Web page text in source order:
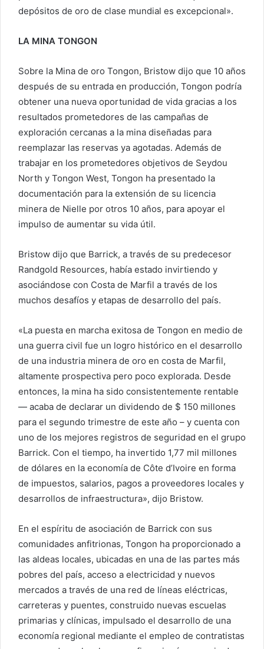
depósitos de oro de clase mundial es excepcional».
LA MINA TONGON
Sobre la Mina de oro Tongon, Bristow dijo que 10 años
después de su entrada en producción, Tongon podría
obtener una nueva oportunidad de vida gracias a los
resultados prometedores de las campañas de
exploración cercanas a la mina diseñadas para
reemplazar las reservas ya agotadas. Además de
trabajar en los prometedores objetivos de Seydou
North y Tongon West, Tongon ha presentado la
documentación para la extensión de su licencia
minera de Nielle por otros 10 años, para apoyar el
impulso de aumentar su vida útil.
Bristow dijo que Barrick, a través de su predecesor
Randgold Resources, había estado invirtiendo y
asociándose con Costa de Marfil a través de los
muchos desafíos y etapas de desarrollo del país.
«La puesta en marcha exitosa de Tongon en medio de
una guerra civil fue un logro histórico en el desarrollo
de una industria minera de oro en costa de Marfil,
altamente prospectiva pero poco explorada. Desde
entonces, la mina ha sido consistentemente rentable
— acaba de declarar un dividendo de $ 150 millones
para el segundo trimestre de este año – y cuenta con
uno de los mejores registros de seguridad en el grupo
Barrick. Con el tiempo, ha invertido 1,77 mil millones
de dólares en la economía de Côte d’Ivoire en forma
de impuestos, salarios, pagos a proveedores locales y
desarrollos de infraestructura», dijo Bristow.
En el espíritu de asociación de Barrick con sus
comunidades anfitrionas, Tongon ha proporcionado a
las aldeas locales, ubicadas en una de las partes más
pobres del país, acceso a electricidad y nuevos
mercados a través de una red de líneas eléctricas,
carreteras y puentes, construido nuevas escuelas
primarias y clínicas, impulsado el desarrollo de una
economía regional mediante el empleo de contratistas